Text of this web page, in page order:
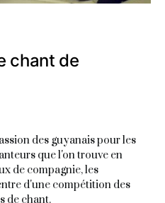
chant de
des guyanais pour les
que l'on trouve en
de compagnie, les
d'une compétition des
de chant.